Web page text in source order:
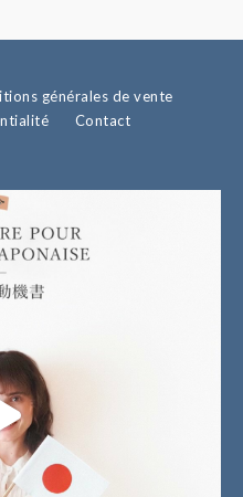
générales de vente
Contact